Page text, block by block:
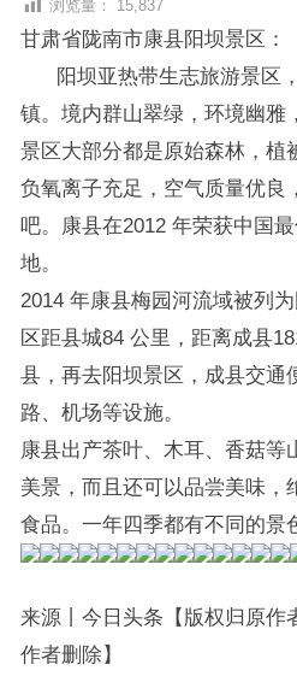
浏览量： 15,837
甘肃省陇南市康县阳坝景区：
阳坝亚热带生志旅游景区
镇。境内群山翠绿，环境幽雅
景区大部分都是原始森林，植
负氧离子充足，空气质量优良
吧。康县在2012 年荣获中国
地。
2014 年康县梅园河流域被列
区距县城84 公里，距离成县
县，再去阳坝景区，成县交通
路、机场等设施。
康县出产茶叶、木耳、香菇等
美景，而且还可以品尝美味，
食品。一年四季都有不同的景
来源丨今日头条【版权归原作
作者删除】